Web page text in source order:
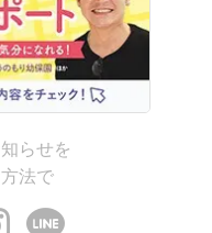
らせを
法で